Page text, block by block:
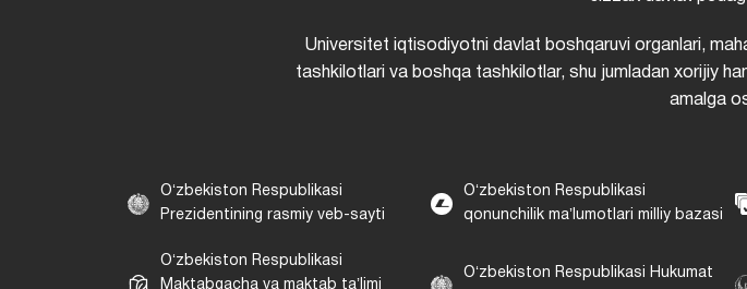
Universitet iqtisodiyotni davlat boshqaruvi organlari,
tashkilotlari va boshqa tashkilotlar, shu jumladan xorijiy
amalga
Oʻzbekiston Respublikasi
Prezidentining rasmiy veb-sayti
Oʻzbekiston Respublikasi
qonunchilik maʼlumotlari milliy bazasi
Oʻzbekiston Respublikasi
Maktabgacha va maktab taʼlimi
Oʻzbekiston Respublikasi Hukumat